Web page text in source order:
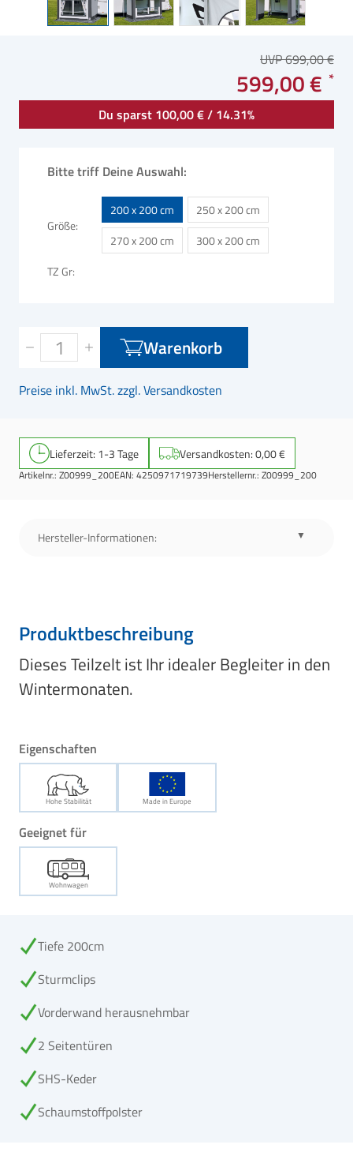
UVP 699,00 €
599,00 €
Du sparst 100,00 € / 14.31%
Bitte triff Deine Auswahl:
Größe
200 x 200 cm
250 x 200 cm
270 x 200 cm
300 x 200 cm
TZ Gr
Warenkorb
Preise inkl. MwSt. zzgl. Versandkosten
Lieferzeit: 1-3 Tage Versandkosten: 0,00 €
Artikelnr.: Z00999_200EAN: 4250971719739Herstellernr.: Z00999_200
Hersteller-Informationen:
Produktbeschreibung
Dieses Teilzelt ist Ihr idealer Begleiter in den
Wintermonaten.
Eigenschaften
Hohe Stabilität Made in Europe
Geeignet für
Wohnwagen
Tiefe 200cm
Sturmclips
Vorderwand herausnehmbar
2 Seitentüren
SHS-Keder
Schaumstoffpolster